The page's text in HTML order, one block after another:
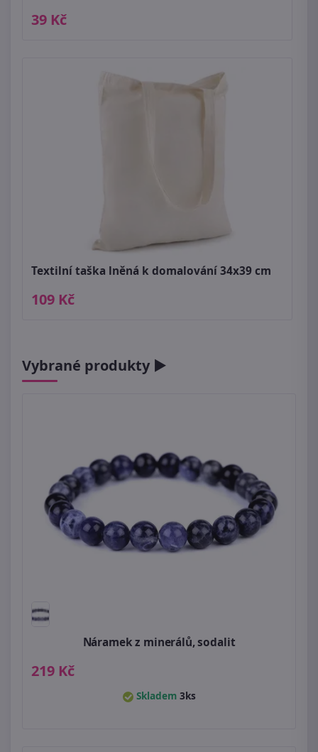
39 Kč
Textilní taška lněná k domalování 34x39 cm
109 Kč
Vybrané produkty ►
Náramek z minerálů, sodalit
219 Kč
Skladem 3ks